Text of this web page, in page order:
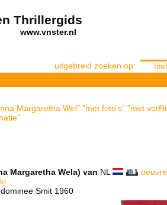
Thrillergids
www.vnster.nl
uitgebreid zoeken op: titel
Margaretha Wel" "met foto's" "met
Margaretha Wela) van NL
oeuvre
Smit 1960